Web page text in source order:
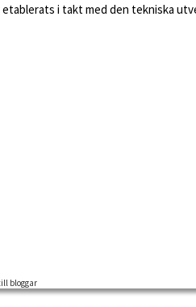
i takt med den tekniska
bloggar